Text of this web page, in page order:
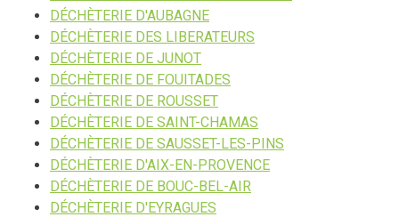
DÉCHÈTERIE D'AUBAGNE
DÉCHÈTERIE DES LIBERATEURS
DÉCHÈTERIE DE JUNOT
DÉCHÈTERIE DE FOUITADES
DÉCHÈTERIE DE ROUSSET
DÉCHÈTERIE DE SAINT-CHAMAS
DÉCHÈTERIE DE SAUSSET-LES-PINS
DÉCHÈTERIE D'AIX-EN-PROVENCE
DÉCHÈTERIE DE BOUC-BEL-AIR
DÉCHÈTERIE D'EYRAGUES